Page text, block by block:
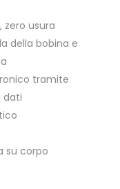
zero usura
della bobina e
tramite
dati
su corpo